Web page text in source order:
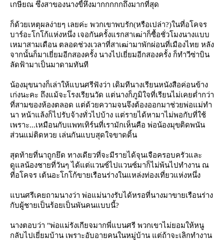
เกษียณ ซึ่งสาของนางขี้หึงมากกกกกถึงมากที่สุด
ก็ด้วยเหตุผลง่ายๆ เลยค่ะ พวกเขาพบรัก(หรือเปล่า?)ในที่อโคจร
บาร์อะโกโก้แห่งหนึ่ง เจอกันครั้งแรกสาเฒ่าก็ซื้อชั่วโมงนางแบบ
เหมาสามเดือน ตลอดช่วงเวลาที่สาเฒ่ามาพักผ่อนที่เมืองไทย หลัง
จากนั้นก็มาเยี่ยมอีกสองครั้ง นางไปเยี่ยมอีกสองครั้ง ก็ทำวีซ่าบิน
ลัดฟ้ามาเป็นมาดามทันที
น้องมุขนางก็เล่าให้แบนศรีฟังว่า เดิมทีนางเรียนหนังสือค่อนข้าง
เก่งนะคะ ถึงแม้จะโรงเรียนวัด แต่นางก็ภูมิใจที่เรียนไม่เคยต่ำกว่า
ที่สามของห้องตลอด แต่ด้วยความจนจึงต้องออกมาช่วยพ่อแม่ทำ
นา หน้าแล้งก็ไปรับจ้างทั่วไปบ้าง แต่รายได้หามาไม่พอกับที่ใช้
เพราะ...เหมือนกับแพทเทิร์นที่เรามักเห็นคือ พ่อน้องมุขติดพนัน
ส่วนแม่ติดหวย เล่นกันแบบสุดใจขาดดิ้น
สุดท้ายที่นาถูกยึด ทางเดียวที่จะมีรายได้จุนเจือครอบครัวและ
ดูแลน้องชายที่วันๆ ได้แต่แวนซ์ไปแวนซ์มาก็ไม่พ้นไปทำงาน ณ
ที่อโคจร เต้นอะโกโก้ขายเรือนร่างในแหล่งท่องเที่ยวแห่งหนึ่ง
บนศรีเคยถามนางว่า พ่อแม่นางรับได้หรอที่นางมาขายเรือนร่าง
กับผู้ชายเป็นร้อยเป็นพันคนแบบนี้?
นางตอบว่า "พ่อแม่รังเกียจมากพี่แบนศรี พวกเขาไม่ยอมให้หนู
กลับไปเยี่ยมบ้าน เพราะอับอายคนในหมู่บ้าน แต่ถ้าจะเลิกทำงาน